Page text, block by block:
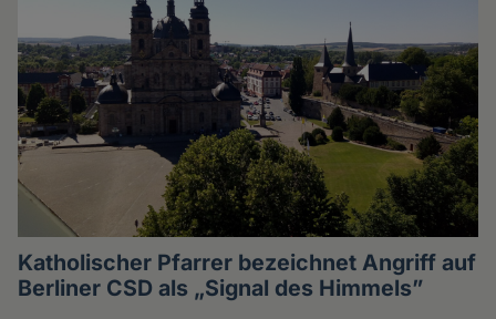
Katholischer Pfarrer bezeichnet Angriff auf
Berliner CSD als „Signal des Himmels”